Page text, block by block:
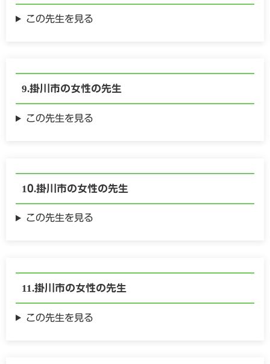
この先生を見る
掛川市の女性の先生
この先生を見る
掛川市の女性の先生
この先生を見る
掛川市の女性の先生
この先生を見る